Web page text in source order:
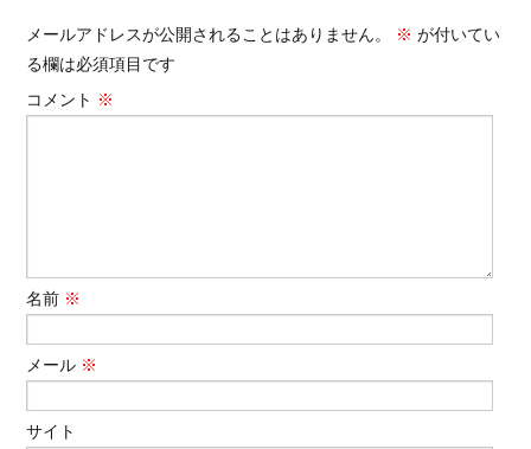
メールアドレスが公開されることはありません。 ※ が付いてい
る欄は必須項目です
コメント ※
名前 ※
メール ※
サイト